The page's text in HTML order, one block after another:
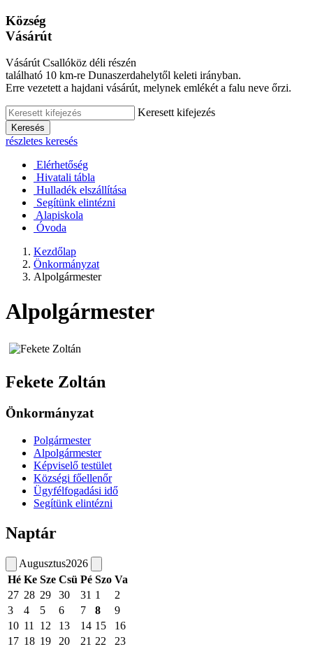
Község
Vásárút
Vásárút Csallóköz déli részén
található 10 km-re Dunaszerdahelytől keleti irányban.
Erre vezetett a hajdani vásárút, melynek emlékét a falu neve őrzi.
Keresett kifejezés
Keresés
részletes keresés
Elérhetőség
Hivatali tábla
Hulladék elszállítása
Segítünk elintézni
Alapiskola
Óvoda
Kezdőlap
Önkormányzat
Alpolgármester
Alpolgármester
Fekete Zoltán
Önkormányzat
Polgármester
Alpolgármester
Képviselő testület
Községi főellenőr
Ügyfélfogadási idő
Segítünk elintézni
Naptár
Augusztus2026
Hé Ke Sze Csü Pé Szo Va
27 28 29 30 31 1
2
3
4 5 6 7 8
9
10 11 12 13 14 15
16
17 18 19 20 21 22
23